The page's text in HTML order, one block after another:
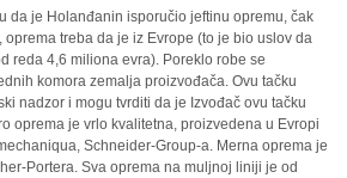
da je Holanđanin isporučio jeftinu opremu, čak
treba da je iz Evrope (to je bio uslov da
reda 4,6 miliona evra). Poreklo robe se
komora zemalja proizvođača. Ovu tačku
nadzor i mogu tvrditi da je Izvođač ovu tačku
oprema je vrlo kvalitetna, proizvedena u Evropi
Schneider-Group-a. Merna oprema je
Portera. Sva oprema na muljnoj liniji je od